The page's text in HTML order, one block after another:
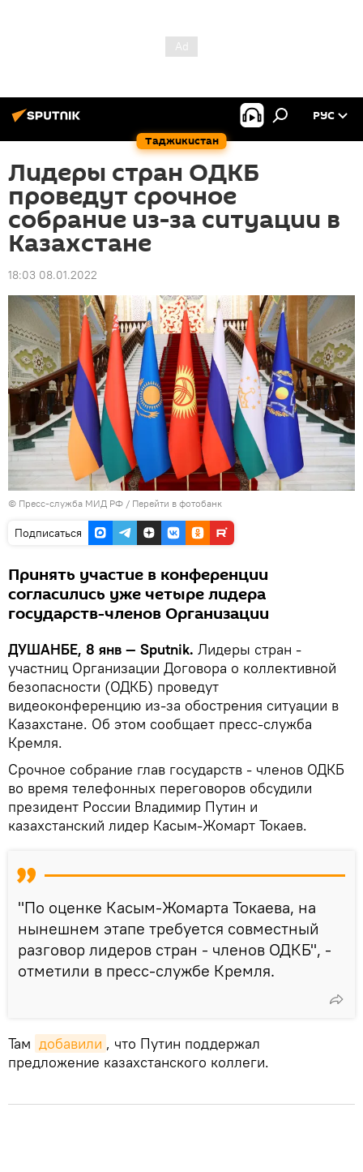
Таджикистан
РУС
Лидеры стран ОДКБ
проведут срочное
собрание из-за ситуации в
Казахстане
18:03 08.01.2022
© Пресс-служба МИД РФ / Перейти в фотобанк
Подписаться
Принять участие в конференции
согласились уже четыре лидера
государств-членов Организации
ДУШАНБЕ, 8 янв — Sputnik. Лидеры стран -
участниц Организации Договора о коллективной
безопасности (ОДКБ) проведут
видеоконференцию из-за обострения ситуации в
Казахстане. Об этом сообщает пресс-служба
Кремля.
Срочное собрание глав государств - членов ОДКБ
во время телефонных переговоров обсудили
президент России Владимир Путин и
казахстанский лидер Касым-Жомарт Токаев.
"По оценке Касым-Жомарта Токаева, на
нынешнем этапе требуется совместный
разговор лидеров стран - членов ОДКБ", -
отметили в пресс-службе Кремля.
Там добавили , что Путин поддержал
предложение казахстанского коллеги.